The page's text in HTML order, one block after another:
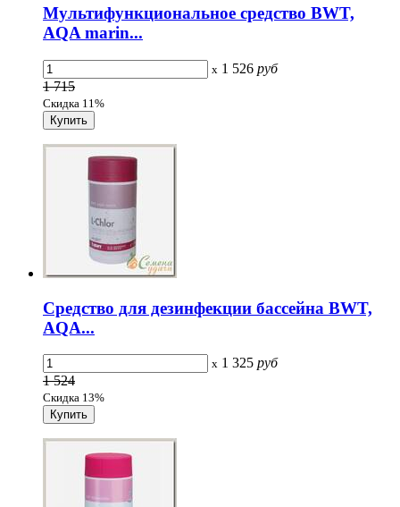
Мультифункциональное средство BWT,
AQA marin...
x 1 526 руб
1 715
Скидка 11%
Средство для дезинфекции бассейна BWT,
AQA...
x 1 325 руб
1 524
Скидка 13%